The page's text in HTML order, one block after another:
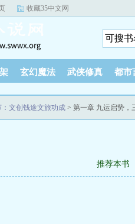
收藏35中文网
玄幻魔法 武侠修真 都市
：文创钱途文旅功成 > 第一章 九运启势，
推荐本书